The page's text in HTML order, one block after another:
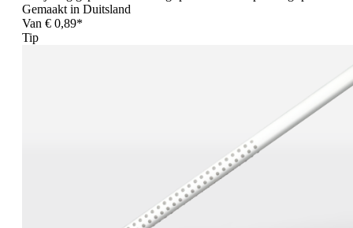
Gemaakt in Duitsland
Van € 0,89*
Tip